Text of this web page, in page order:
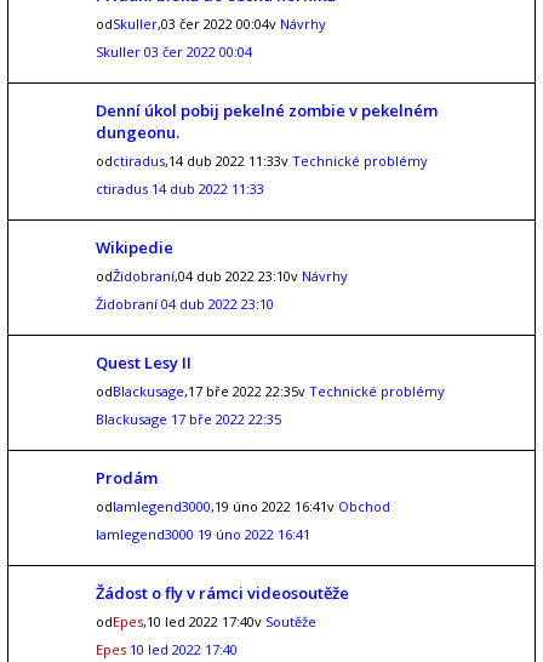
odSkuller,03 čer 2022 00:04v Návrhy
Skuller 03 čer 2022 00:04
Denní úkol pobij pekelné zombie v pekelném
dungeonu.
odctiradus,14 dub 2022 11:33v Technické problémy
ctiradus 14 dub 2022 11:33
Wikipedie
odŽidobraní,04 dub 2022 23:10v Návrhy
Židobraní 04 dub 2022 23:10
Quest Lesy II
odBlackusage,17 bře 2022 22:35v Technické problémy
Blackusage 17 bře 2022 22:35
Prodám
odIamlegend3000,19 úno 2022 16:41v Obchod
Iamlegend3000 19 úno 2022 16:41
Žádost o fly v rámci videosoutěže
odEpes,10 led 2022 17:40v Soutěže
Epes 10 led 2022 17:40